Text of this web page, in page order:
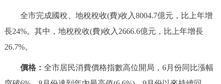
全市完成國稅、地稅稅收(費)收入8004.7億元，比上年增
長24%。其中，地稅稅收(費)收入2666.6億元，比上年增長
26.7%。
價格： 全市居民消費價格指數高位開局，6月份同比漲幅